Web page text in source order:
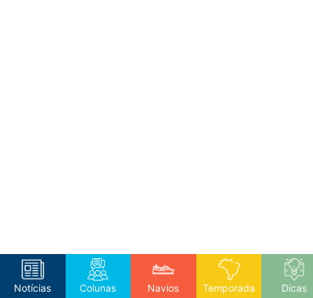
Notícias Colunas Navios Temporada Dicas